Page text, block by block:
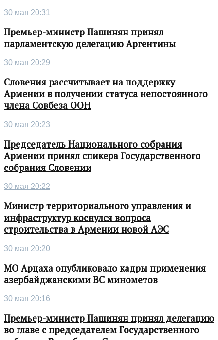
30 мая 20:31
Премьер-министр Пашинян принял
парламентскую делегацию Аргентины
30 мая 20:29
Словения рассчитывает на поддержку
Армении в получении статуса непостоянного
члена Совбеза ООН
30 мая 20:23
Председатель Национального собрания
Армении принял спикера Государственного
собрания Словении
30 мая 20:22
Министр территориального управления и
инфраструктур коснулся вопроса
строительства в Армении новой АЭС
30 мая 20:20
МО Арцаха опубликовало кадры применения
азербайджанскими ВС минометов
30 мая 20:16
Премьер-министр Пашинян принял делегацию
во главе с председателем Государственного